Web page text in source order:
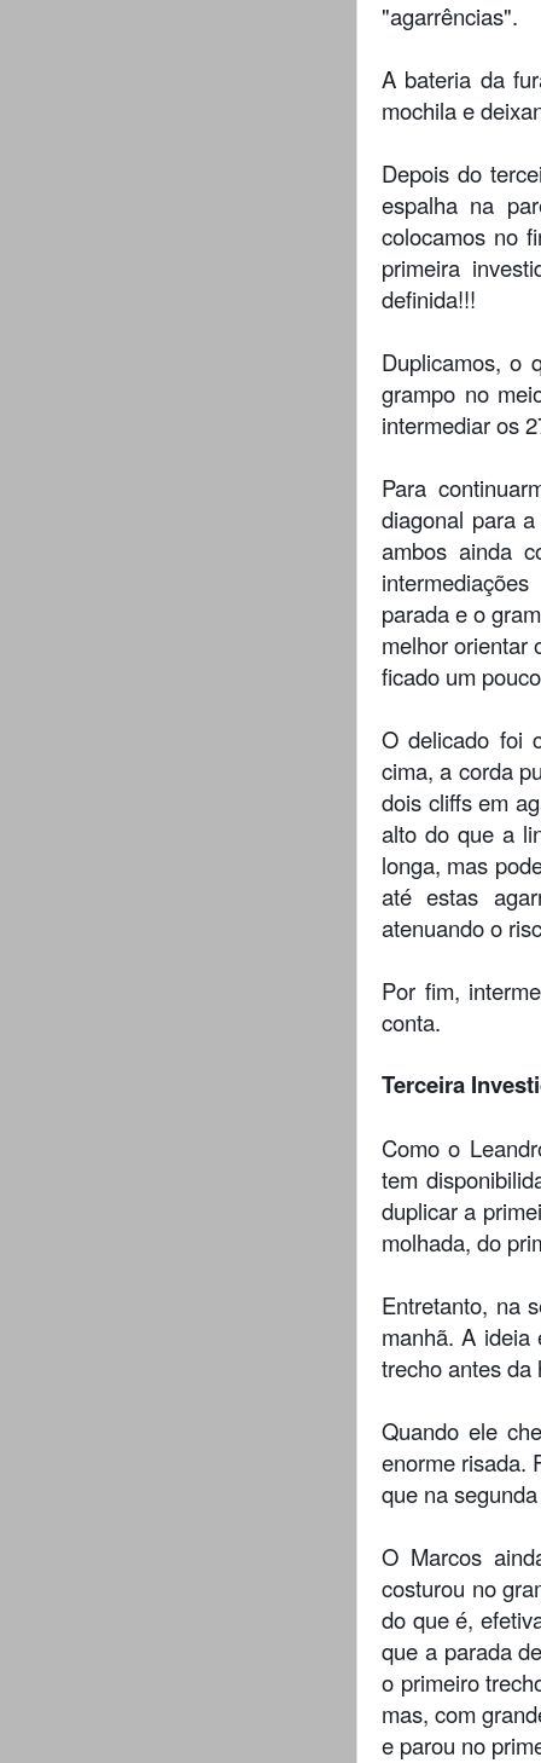
"agarrências".
A bateria da
mochila e
Depois do
espalha na
colocamos no
primeira
definida!!!
Duplicamos, o
grampo no
intermediar os
Para
diagonal para
ambos ainda
parada e o
melhor orientar
ficado um
O delicado foi
cima, a corda
dois cliffs em
alto do que a
longa, mas
até estas
atenuando o
Por fim,
conta.
Terceira
Como o
tem
duplicar a
molhada, do
Entretanto, na
manhã. A ideia
trecho antes da
Quando ele
enorme risada.
que na
O Marcos
costurou no
do que é,
que a parada
o primeiro
mas, com
e parou no